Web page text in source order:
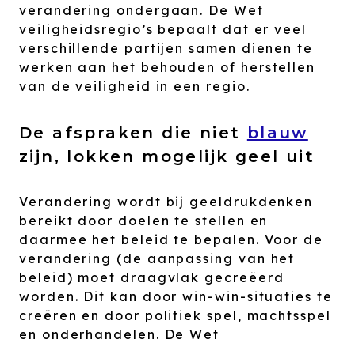
verandering ondergaan. De Wet
veiligheidsregio’s bepaalt dat er veel
verschillende partijen samen dienen te
werken aan het behouden of herstellen
van de veiligheid in een regio.
De afspraken die niet blauw
zijn, lokken mogelijk geel uit
Verandering wordt bij geeldrukdenken
bereikt door doelen te stellen en
daarmee het beleid te bepalen. Voor de
verandering (de aanpassing van het
beleid) moet draagvlak gecreëerd
worden. Dit kan door win-win-situaties te
creëren en door politiek spel, machtsspel
en onderhandelen. De Wet